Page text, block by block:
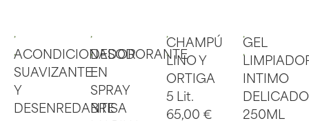
ACONDICIONADOR
SUAVIZANTE
Y
DESENREDANTE
DESODORANTE
EN
SPRAY
BRISA
CHAMPÚ
LINO Y
ORTIGA
5 Lit.
65,00 €
GEL
INTIMO
DELICADO
250ML